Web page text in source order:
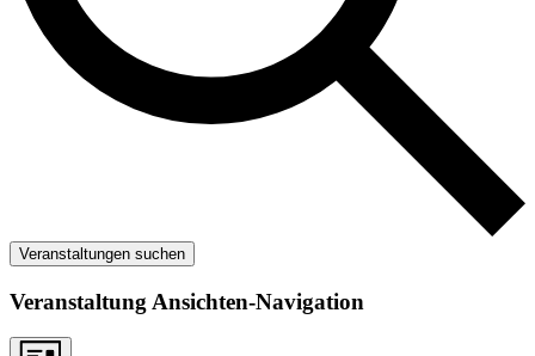
Veranstaltungen suchen
Veranstaltung Ansichten-Navigation